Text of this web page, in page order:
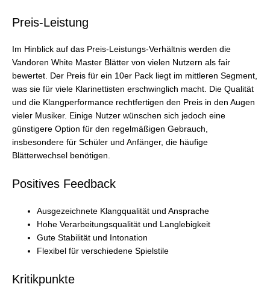
Preis-Leistung
Im Hinblick auf das Preis-Leistungs-Verhältnis werden die
Vandoren White Master Blätter von vielen Nutzern als fair
bewertet. Der Preis für ein 10er Pack liegt im mittleren Segment,
was sie für viele Klarinettisten erschwinglich macht. Die Qualität
und die Klangperformance rechtfertigen den Preis in den Augen
vieler Musiker. Einige Nutzer wünschen sich jedoch eine
günstigere Option für den regelmäßigen Gebrauch,
insbesondere für Schüler und Anfänger, die häufige
Blätterwechsel benötigen.
Positives Feedback
Ausgezeichnete Klangqualität und Ansprache
Hohe Verarbeitungsqualität und Langlebigkeit
Gute Stabilität und Intonation
Flexibel für verschiedene Spielstile
Kritikpunkte